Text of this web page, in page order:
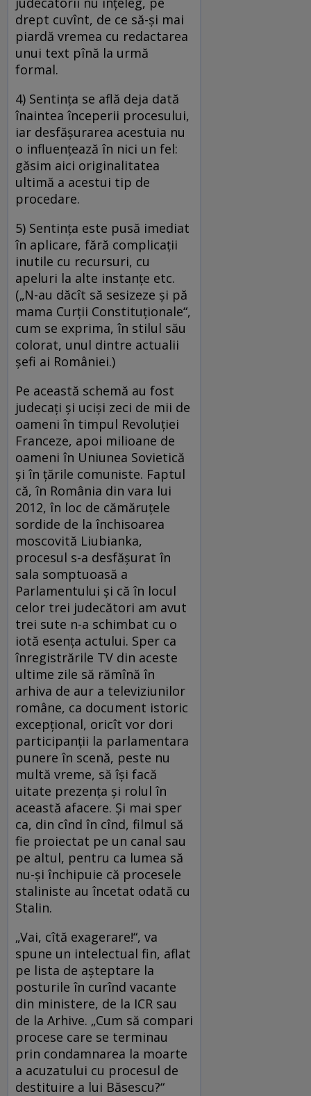
drept cuvînt, de ce să-şi mai
piardă vremea cu redactarea
unui text pînă la urmă
formal.
4) Sentinţa se află deja dată
înaintea începerii procesului,
iar desfăşurarea acestuia nu
o influenţează în nici un fel:
găsim aici originalitatea
ultimă a acestui tip de
procedare.
5) Sentinţa este pusă imediat
în aplicare, fără complicaţii
inutile cu recursuri, cu
apeluri la alte instanţe etc.
(„N-au dăcît să sesizeze şi pă
mama Curţii Constituţionale“,
cum se exprima, în stilul său
colorat, unul dintre actualii
şefi ai României.)
Pe această schemă au fost
judecaţi şi ucişi zeci de mii de
oameni în timpul Revoluţiei
Franceze, apoi milioane de
oameni în Uniunea Sovietică
şi în ţările comuniste. Faptul
că, în România din vara lui
2012, în loc de cămăruţele
sordide de la închisoarea
moscovită Liubianka,
procesul s-a desfăşurat în
sala somptuoasă a
Parlamentului şi că în locul
celor trei judecători am avut
trei sute n-a schimbat cu o
iotă esenţa actului. Sper ca
înregistrările TV din aceste
ultime zile să rămînă în
arhiva de aur a televiziunilor
române, ca document istoric
excepţional, oricît vor dori
participanţii la parlamentara
punere în scenă, peste nu
multă vreme, să îşi facă
uitate prezenţa şi rolul în
această afacere. Şi mai sper
ca, din cînd în cînd, filmul să
fie proiectat pe un canal sau
pe altul, pentru ca lumea să
nu-şi închipuie că procesele
staliniste au încetat odată cu
Stalin.
„Vai, cîtă exagerare!“, va
spune un intelectual fin, aflat
pe lista de aşteptare la
posturile în curînd vacante
din ministere, de la ICR sau
de la Arhive. „Cum să compari
procese care se terminau
prin condamnarea la moarte
a acuzatului cu procesul de
destituire a lui Băsescu?“